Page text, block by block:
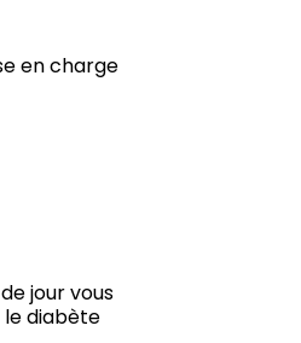
en charge
jour vous
diabète